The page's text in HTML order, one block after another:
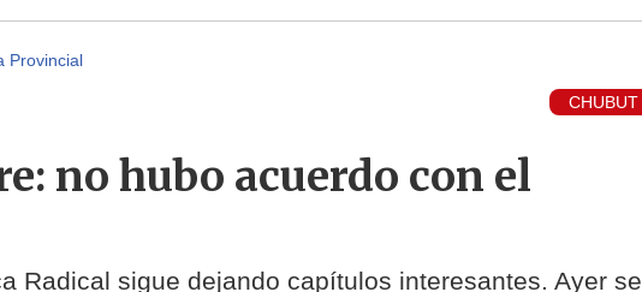
Provincial
CHUBUT
no hubo acuerdo con el
Radical sigue dejando capítulos interesantes. Ayer se